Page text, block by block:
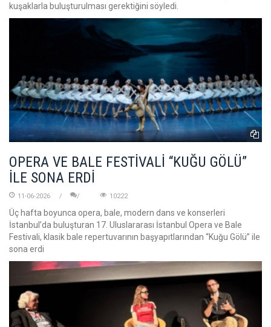
kuşaklarla buluşturulması gerektiğini söyledi.
OPERA VE BALE FESTİVALİ “KUĞU GÖLÜ”
İLE SONA ERDİ
11-06-2026 10222
Üç hafta boyunca opera, bale, modern dans ve konserleri
İstanbul’da buluşturan 17. Uluslararası İstanbul Opera ve Bale
Festivali, klasik bale repertuvarının başyapıtlarından “Kuğu Gölü” ile
sona erdi